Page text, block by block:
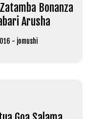
Bonanza
Arusha
- jomushi